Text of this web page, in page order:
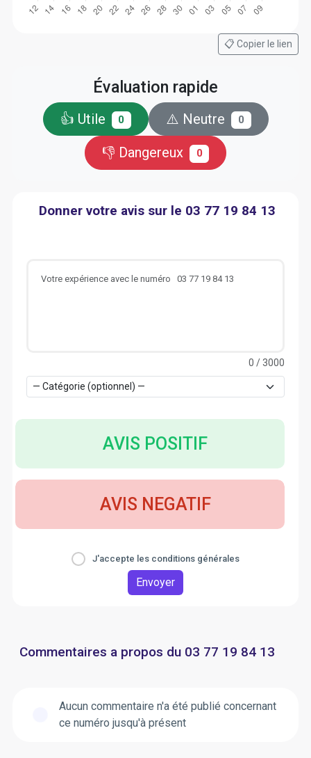
📋 Copier le lien
Évaluation rapide
👍 Utile 0 ⚠️ Neutre 0
👎 Dangereux 0
Donner votre avis sur le 03 77 19 84 13
0 / 3000
AVIS POSITIF
AVIS NEGATIF
J'accepte les conditions générales
Envoyer
Commentaires a propos du 03 77 19 84 13
Aucun commentaire n'a été publié concernant
ce numéro jusqu'à présent